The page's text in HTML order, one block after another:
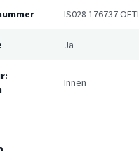
IS028 176737 OETI
Ja
Innen